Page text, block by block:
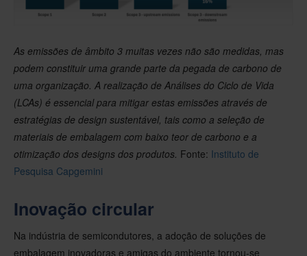
As emissões de âmbito 3 muitas vezes não são medidas, mas
podem constituir uma grande parte da pegada de carbono de
uma organização. A realização de Análises do Ciclo de Vida
(LCAs) é essencial para mitigar estas emissões através de
estratégias de design sustentável, tais como a seleção de
materiais de embalagem com baixo teor de carbono e a
otimização dos designs dos produtos. Fonte: Instituto de
Pesquisa Capgemini
Inovação circular
Na indústria de semicondutores, a adoção de soluções de
embalagem inovadoras e amigas do ambiente tornou-se